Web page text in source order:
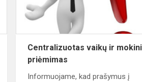
Centralizuotas vaikų ir
priėmimas
Informuojame, kad prašymus į